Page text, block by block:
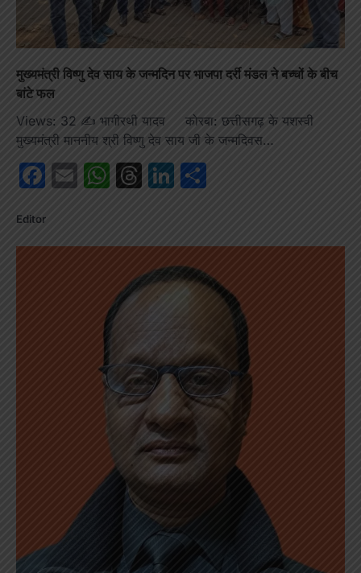
मुख्यमंत्री विष्णु देव साय के जन्मदिन पर भाजपा दर्री मंडल ने बच्चों के बीच
बांटे फल
Views: 32 ✍️ भागीरथी यादव कोरबा: छत्तीसगढ़ के यशस्वी
मुख्यमंत्री माननीय श्री विष्णु देव साय जी के जन्मदिवस…
Facebook
EmailWhatsApp
Threads
LinkedIn
Editor